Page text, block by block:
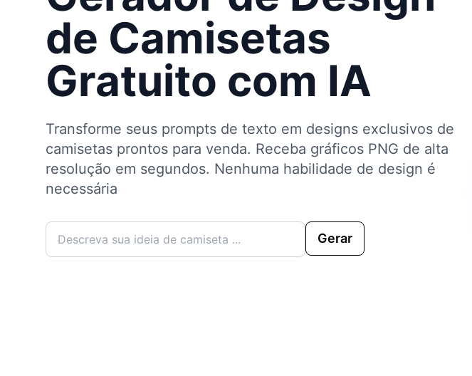
de Camisetas
Gratuito com IA
Transforme seus prompts de texto em designs exclusivos de
camisetas prontos para venda. Receba gráficos PNG de alta
resolução em segundos. Nenhuma habilidade de design é
necessária
Gerar